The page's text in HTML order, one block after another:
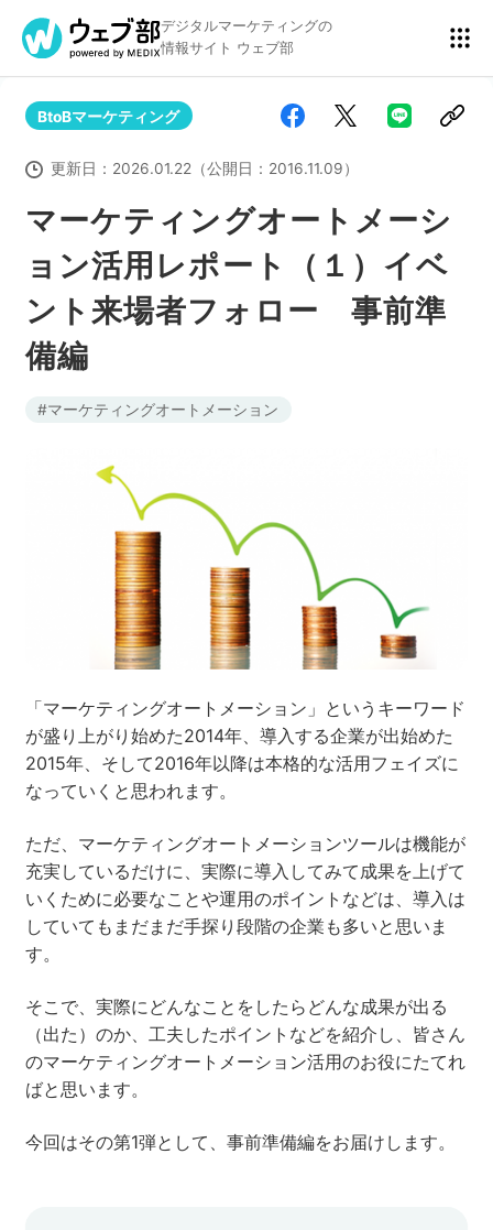
デジタルマーケティングの
情報サイト ウェブ部
リスティング広告 BtoBマーケティング
アクセス解析 ディスプレイ広告
アドテクノロジー
Webサイト構築
ネット市場調査データ フィード広告
SEO ホワイトペーパー
CRM KARTE
Google Cloud／BI
セミナー
株式会社メディックス
お問い合わせ
マーケティングオートメーシ
ョン活用レポート（１）イベ
ント来場者フォロー 事前準
備編
BtoBマーケティング
更新日： 2026.01.22（公開日： 2016.11.09）
マーケティングオートメーション
「マーケティングオートメーション」というキーワード
が盛り上がり始めた2014年、導入する企業が出始めた
2015年、そして2016年以降は本格的な活用フェイズに
なっていくと思われます。
ただ、マーケティングオートメーションツールは機能が
充実しているだけに、実際に導入してみて成果を上げて
いくために必要なことや運用のポイントなどは、導入は
していてもまだまだ手探り段階の企業も多いと思いま
す。
そこで、実際にどんなことをしたらどんな成果が出る
（出た）のか、工夫したポイントなどを紹介し、皆さん
のマーケティングオートメーション活用のお役にたてれ
ばと思います。
今回はその第1弾として、事前準備編をお届けします。